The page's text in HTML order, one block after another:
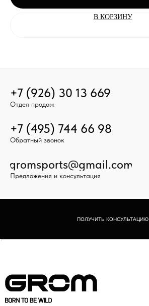
В КОРЗИНУ
+7 (495) 744 66 98
gromsports@gmail.com
Предложения и консультация
ПОЛУЧИТЬ КОНСУЛЬТАЦИЮ
+7 (926) 30 13 669
Отдел продаж
Обратный звонок